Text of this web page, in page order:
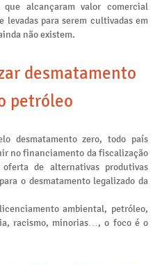
alcançaram valor comercial
levadas para serem cultivadas em
não existem.
desmatamento
petróleo
desmatamento zero, todo país
no financiamento da fiscalização
de alternativas produtivas
o desmatamento legalizado da
ambiental, petróleo,
racismo, minorias…, o foco é o